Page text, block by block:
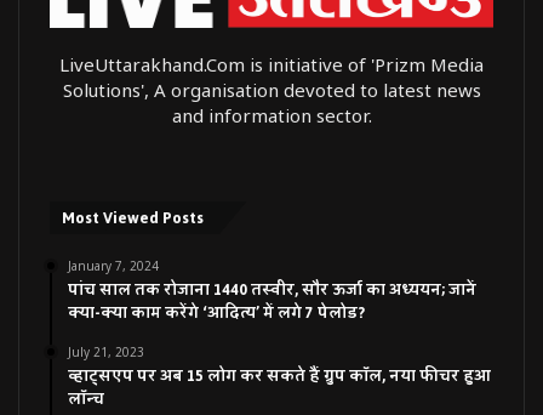
LiveUttarakhand.Com is initiative of 'Prizm Media
Solutions', A organisation devoted to latest news
and information sector.
Most Viewed Posts
January 7, 2024
पांच साल तक रोजाना 1440 तस्वीर, सौर ऊर्जा का अध्ययन; जानें
क्या-क्या काम करेंगे ‘आदित्य’ में लगे 7 पेलोड?
July 21, 2023
व्हाट्सएप पर अब 15 लोग कर सकते हैं ग्रुप कॉल, नया फीचर हुआ
लॉन्च